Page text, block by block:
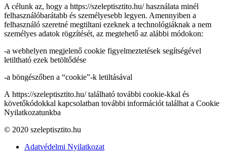
A célunk az, hogy a https://szeleptisztito.hu/ használata minél
felhasználóbarátabb és személyesebb legyen. Amennyiben a
felhasználó szeretné megtiltani ezeknek a technológiáknak a nem
személyes adatok rögzítését, az megtehető az alábbi módokon:
-a webhelyen megjelenő cookie figyelmeztetések segítségével
letiltható ezek betöltődése
-a böngészőben a “cookie”-k letiltásával
A https://szeleptisztito.hu/ található további cookie-kkal és
követőkódokkal kapcsolatban további információt találhat a Cookie
Nyilatkozatunkba
© 2020 szeleptisztito.hu
Adatvédelmi Nyilatkozat